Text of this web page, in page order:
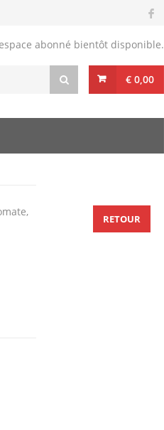
abonné bientôt disponible.
€ 0,00
RETOUR